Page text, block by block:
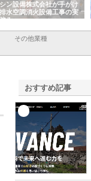
ン設備株式会社が手がけ
水空調消火設備工事の実
み
その他業種
おすすめ記事